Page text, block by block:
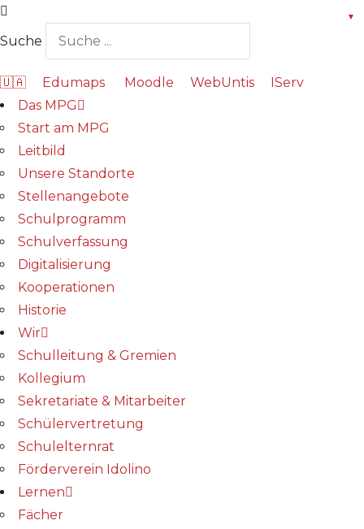
Suche
🇺🇦 Edumaps Moodle WebUntis
IServ
Das MPG
Start am MPG
Leitbild
Unsere Standorte
Stellenangebote
Schulprogramm
Schulverfassung
Digitalisierung
Kooperationen
Historie
Wir
Schulleitung & Gremien
Kollegium
Sekretariate & Mitarbeiter
Schülervertretung
Schulelternrat
Förderverein Idolino
Lernen
Fächer